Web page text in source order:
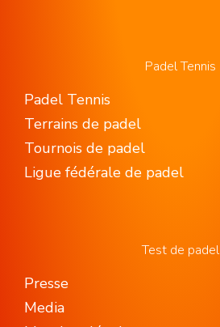
Padel Tennis
Padel Tennis
Terrains de padel
Tournois de padel
Ligue fédérale de padel
Test de padel
Presse
Media